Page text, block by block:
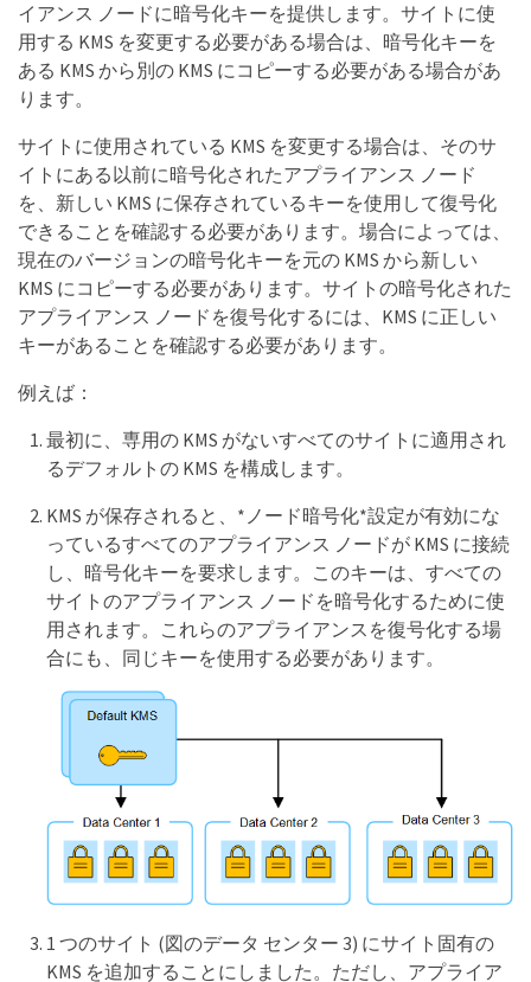
イアンス ノードに暗号化キーを提供します。サイトに使
用する KMS を変更する必要がある場合は、暗号化キーを
ある KMS から別の KMS にコピーする必要がある場合があ
ります。
サイトに使用されている KMS を変更する場合は、そのサ
イトにある以前に暗号化されたアプライアンス ノード
を、新しい KMS に保存されているキーを使用して復号化
できることを確認する必要があります。場合によっては、
現在のバージョンの暗号化キーを元の KMS から新しい
KMS にコピーする必要があります。サイトの暗号化された
アプライアンス ノードを復号化するには、KMS に正しい
キーがあることを確認する必要があります。
例えば：
最初に、専用の KMS がないすべてのサイトに適用され
るデフォルトの KMS を構成します。
KMS が保存されると、*ノード暗号化*設定が有効にな
っているすべてのアプライアンス ノードが KMS に接続
し、暗号化キーを要求します。このキーは、すべての
サイトのアプライアンス ノードを暗号化するために使
用されます。これらのアプライアンスを復号化する場
合にも、同じキーを使用する必要があります。
1 つのサイト (図のデータ センター 3) にサイト固有の
KMS を追加することにしました。ただし、アプライア